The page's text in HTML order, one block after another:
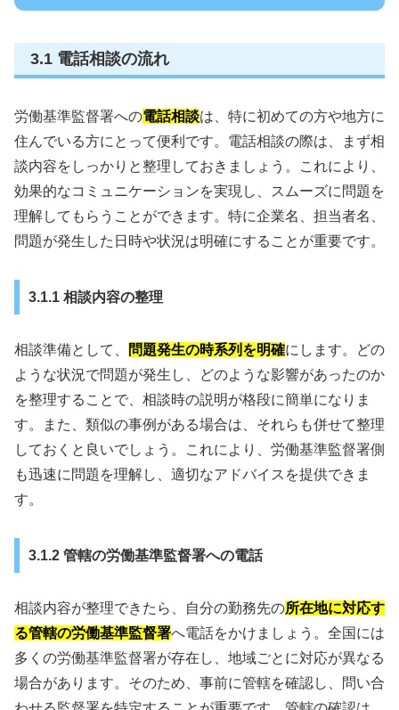
3.1 電話相談の流れ
労働基準監督署への電話相談は、特に初めての方や地方に
住んでいる方にとって便利です。電話相談の際は、まず相
談内容をしっかりと整理しておきましょう。これにより、
効果的なコミュニケーションを実現し、スムーズに問題を
理解してもらうことができます。特に企業名、担当者名、
問題が発生した日時や状況は明確にすることが重要です。
3.1.1 相談内容の整理
相談準備として、 問題発生の時系列を明確にします。どの
ような状況で問題が発生し、どのような影響があったのか
を整理することで、相談時の説明が格段に簡単になりま
す。また、類似の事例がある場合は、それらも併せて整理
しておくと良いでしょう。これにより、労働基準監督署側
も迅速に問題を理解し、適切なアドバイスを提供できま
す。
3.1.2 管轄の労働基準監督署への電話
相談内容が整理できたら、自分の勤務先の所在地に対応す
る管轄の労働基準監督署へ電話をかけましょう。全国には
多くの労働基準監督署が存在し、地域ごとに対応が異なる
場合があります。そのため、事前に管轄を確認し、問い合